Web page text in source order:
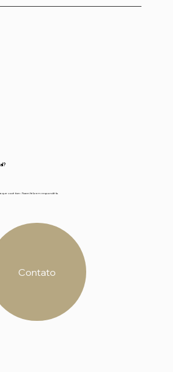
traduzir para o inglês ou
que você tiver. Ficarei feliz em respondê-la.
Contato